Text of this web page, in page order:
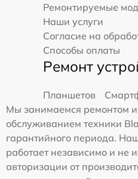
Ремонтируемые
Наши услуги
Согласие на
Способы оплаты
Ремонт
Планшетов
Мы занимаемся ремонтом и
обслуживанием техники
гарантийного периода.
работает независимо и не
авторизации от